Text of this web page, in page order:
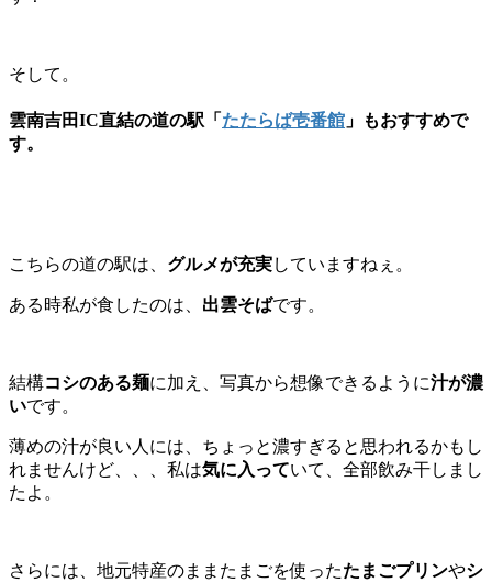
そして。
雲南吉田IC直結の道の駅 「 たたらば壱番館 」
もおすすめで
す。
こちらの道の駅は、 グルメが充実していますねぇ。
ある時私が食したのは、 出雲そばです。
結構コシのある麺に加え、写真から想像できるように汁が濃
いです。
薄めの汁が良い人には、ちょっと濃すぎると思われるかもし
れませんけど、、、私は気に入っていて、全部飲み干しまし
たよ。
さらには、地元特産のままたまごを使ったたまごプリンやシ